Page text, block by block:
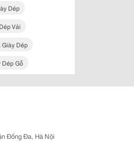
Dép
Vải
Giày Dép
Dép Gỗ
Đống Đa, Hà Nội